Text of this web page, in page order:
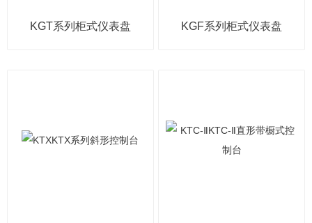
KGT系列柜式仪表盘 KGF系列柜式仪表盘